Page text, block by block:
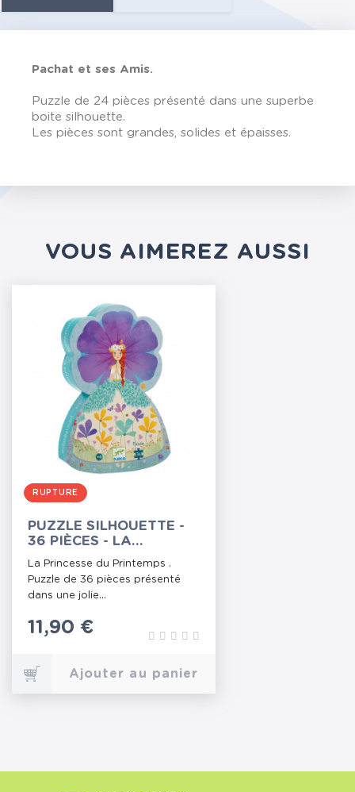
Pachat et ses Amis.
Puzzle de 24 pièces présenté dans une superbe
boite silhouette.
Les pièces sont grandes, solides et épaisses.
VOUS AIMEREZ AUSSI
RUPTURE
PUZZLE SILHOUETTE -
36 PIÈCES - LA
PRINCESSE DU
PRINTEMPS
La Princesse du Printemps .
Puzzle de 36 pièces présenté
dans une jolie...
Prix
11,90 €
Ajouter au panier